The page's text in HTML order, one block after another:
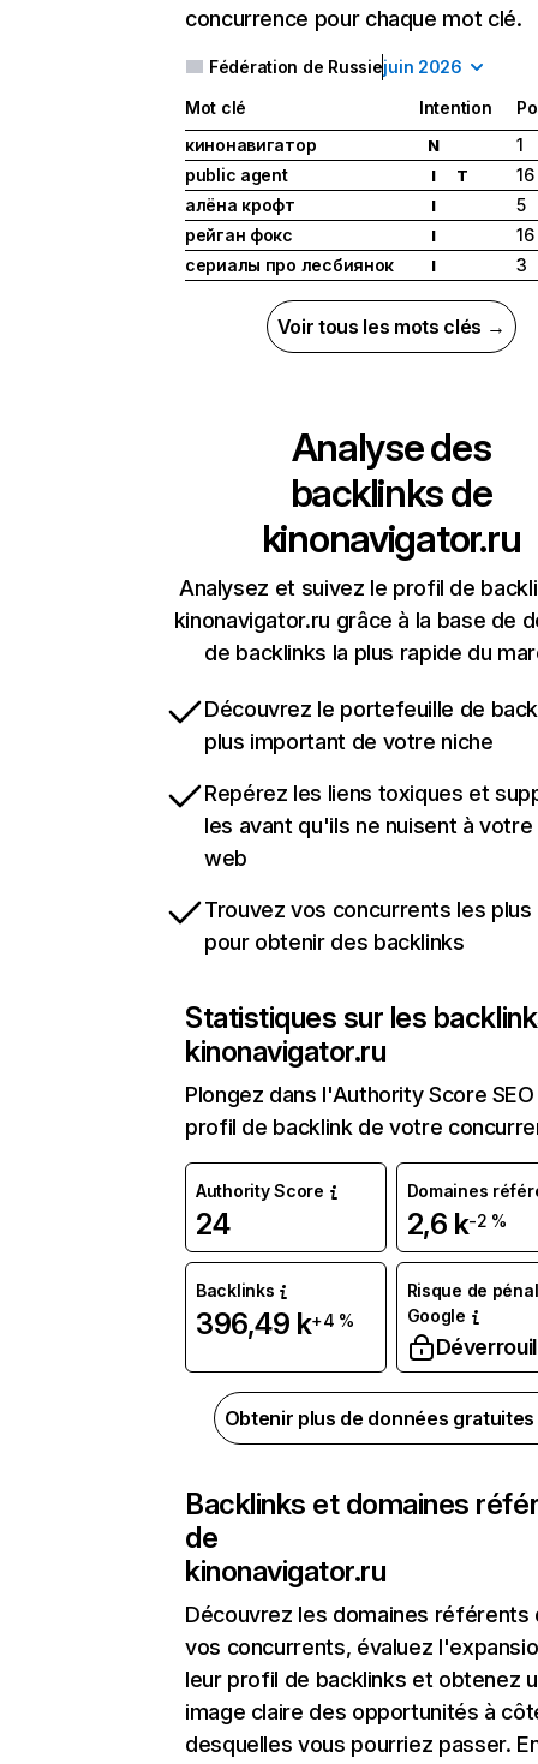
concurrence pour chaque mot clé.
Fédération de Russiejuin 2026
Mot clé Intention
кинонавигатор
N
1
public agent
I T
16
алёна крофт
I
5
рейган фокс
I
16
сериалы про лесбиянок
I 3
Voir tous les mots clés →
Analyse des
backlinks de
kinonavigator.ru
Analysez et suivez le profil de
kinonavigator.ru grâce à la base de
de backlinks la plus rapide du
Découvrez le portefeuille de
plus important de votre niche
Repérez les liens toxiques et
les avant qu'ils ne nuisent à
web
Trouvez vos concurrents les
pour obtenir des backlinks
Statistiques sur les
kinonavigator.ru
Plongez dans l'Authority Score
profil de backlink de votre
Authority Score
24
Domaines
2,6 k-2 %
Backlinks
396,49 k+4 %
Risque de
Google
Obtenir plus de données
Backlinks et domaines
de
kinonavigator.ru
Découvrez les domaines référents
vos concurrents, évaluez
leur profil de backlinks et obtenez
image claire des opportunités à
desquelles vous pourriez passer.